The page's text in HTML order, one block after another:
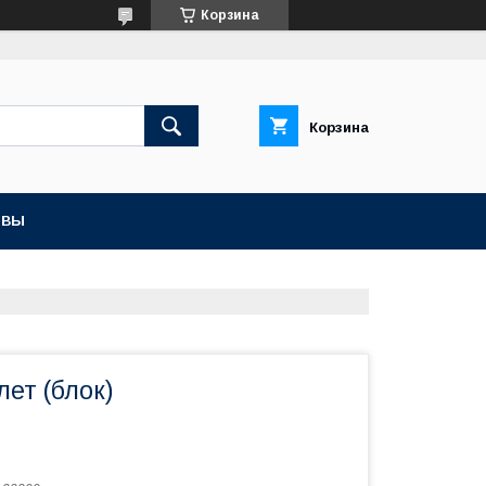
Корзина
Корзина
(блок)